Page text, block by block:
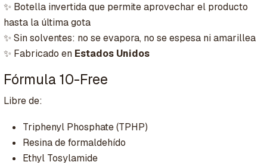
✨ Botella invertida que permite aprovechar el producto
hasta la última gota
✨ Sin solventes: no se evapora, no se espesa ni amarillea
✨ Fabricado en Estados Unidos
Fórmula 10-Free
Libre de:
Triphenyl Phosphate (TPHP)
Resina de formaldehído
Ethyl Tosylamide